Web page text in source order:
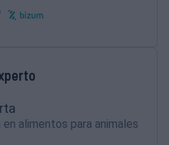
alimentos para animales